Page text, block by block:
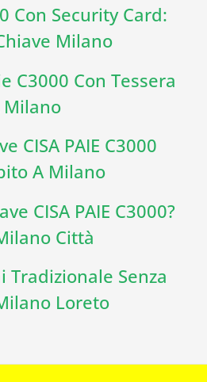
Con Security Card:
Milano
C3000 Con Tessera
Milano
CISA PAIE C3000
A Milano
CISA PAIE C3000?
Città
Tradizionale Senza
Loreto